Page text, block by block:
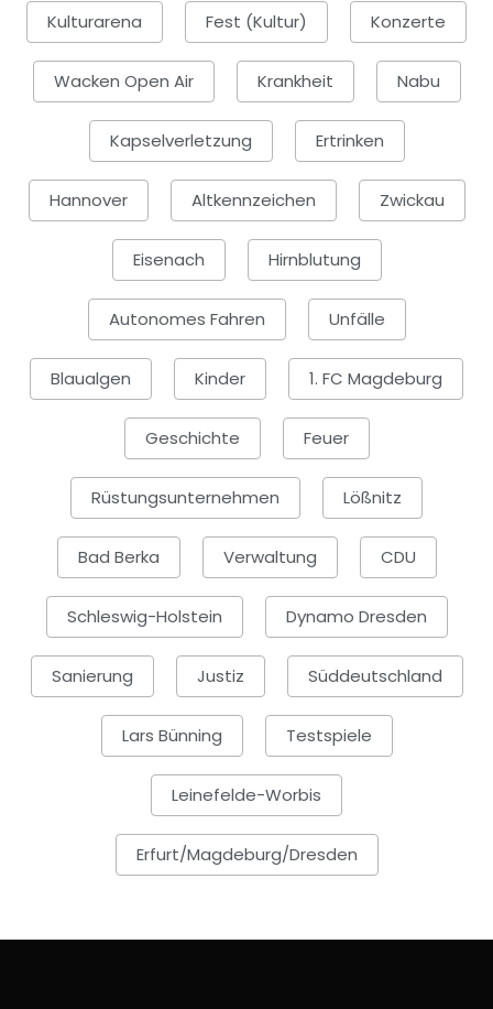
Kulturarena Fest (Kultur) Konzerte
Wacken Open Air Krankheit Nabu
Kapselverletzung Ertrinken
Hannover Altkennzeichen Zwickau
Eisenach Hirnblutung
Autonomes Fahren Unfälle
Blaualgen Kinder 1. FC Magdeburg
Geschichte Feuer
Rüstungsunternehmen Lößnitz
Bad Berka Verwaltung CDU
Schleswig-Holstein Dynamo Dresden
Sanierung Justiz Süddeutschland
Lars Bünning Testspiele
Leinefelde-Worbis
Erfurt/Magdeburg/Dresden